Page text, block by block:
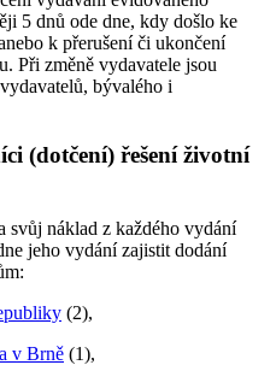
5 dnů ode dne, kdy došlo ke
k přerušení či ukončení
Při změně vydavatele jsou
bývalého i
(dotčení) řešení životní
svůj náklad z každého vydání
jeho vydání zajistit dodání
(2),
v Brně (1),